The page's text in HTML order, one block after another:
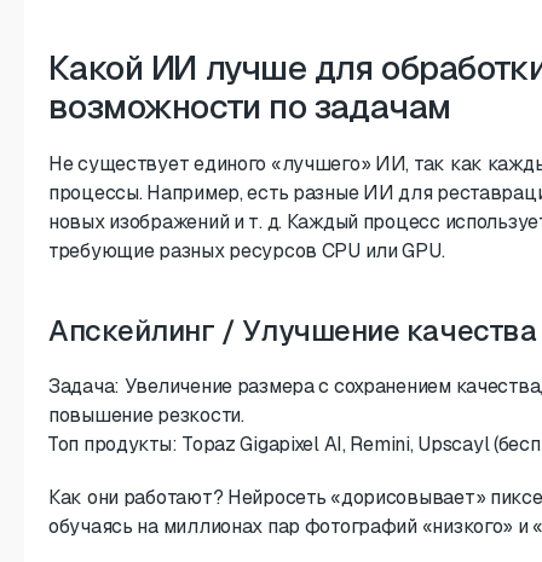
Какой ИИ лучше для
возможности по задачам
Не существует единого «лучшего» ИИ, так как
процессы. Например, есть разные ИИ для
новых изображений и т. д. Каждый процесс
требующие разных ресурсов CPU или GPU.
Апскейлинг / Улучшение качества
Задача: Увеличение размера с сохранением
повышение резкости.
Топ продукты: Topaz Gigapixel AI, Remini, Upscayl
Как они работают? Нейросеть «дорисовывает»
обучаясь на миллионах пар фотографий «низкого» и